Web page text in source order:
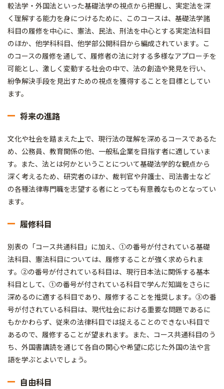
較法学・外国法といった基礎法学の視点から把握し、実定法を深
く理解する能力を身につけるために、このコースは、基礎法学諸
科目の履修を中心に、憲法、民法、刑法を中心とする実定法科目
のほか、他学科科目、他学部公開科目から編成されています。こ
のコースの履修を通して、履修者の法に対する多様なアプローチを
可能とし、激しく変動する社会の中で、法の創造や発見を行い、
紛争解決手段を見出すための視点を獲得することを目標としてい
ます。
将来の進路
文化や社会を踏まえた上で、現行法の理解を深めるコースであるた
め、公務員、教育関係の他、一般私企業を目指す者に適していま
す。また、法とは何かということについて基礎法学的な観点から
深く考えるため、研究者のほか、裁判官や弁護士、司法書士など
の各種法律専門職を志望する者にとっても有意義なものとなってい
ます。
履修科目
別表の「コース共通科目」に加え、①の番号が付されている基礎
法科目、憲法科目については、履修することが強く求められま
す。②の番号が付されている科目は、現行日本法に関係する基本
科目として、①の番号が付されている科目で学んだ知識をさらに
深めるのに適する科目であり、履修することを推奨します。③の番
号が付されている科目は、現代社会における重要な問題であるに
もかかわらず、従来の法律科目では捉えることのできない科目で
あるので、履修することが望まれます。また、コース共通科目のう
ち、外国書講読を通じて各自の関心や希望に応じた外国の法や言
語を学ぶとよいでしょう。
自由科目